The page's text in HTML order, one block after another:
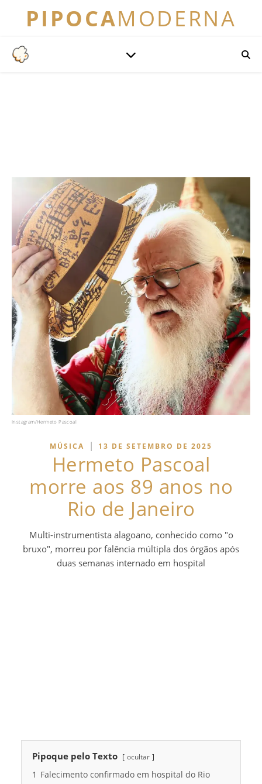
PIPOCAMODERNA
Instagram/Hermeto Pascoal
MÚSICA | 13 DE SETEMBRO DE 2025
Hermeto Pascoal
morre aos 89 anos no
Rio de Janeiro
Multi-instrumentista alagoano, conhecido como "o
bruxo", morreu por falência múltipla dos órgãos após
duas semanas internado em hospital
Pipoque pelo Texto ocultar
1 Falecimento confirmado em hospital do Rio